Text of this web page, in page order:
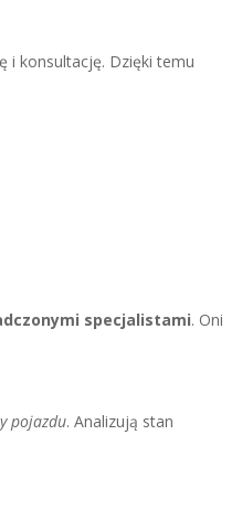
i konsultację. Dzięki temu
specjalistami. Oni
pojazdu. Analizują stan